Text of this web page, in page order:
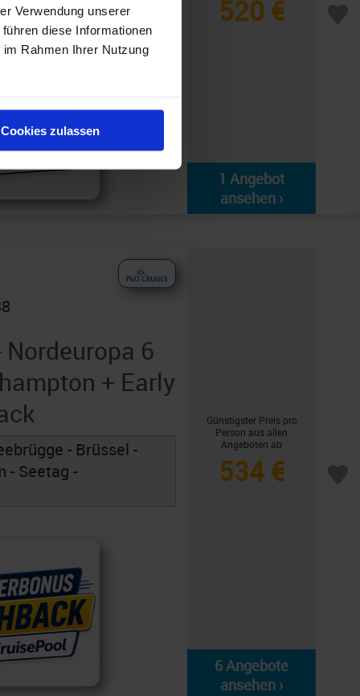
Verwendung unserer
diese Informationen
Rahmen Ihrer Nutzung
Cookies zulassen
520 €
1 Angebot
ansehen ›
Nordeuropa 6
+ Early
- Brüssel -
- Seetag -
Günstigster Preis pro
Person aus allen
Angeboten ab
534 €
6 Angebote
ansehen ›